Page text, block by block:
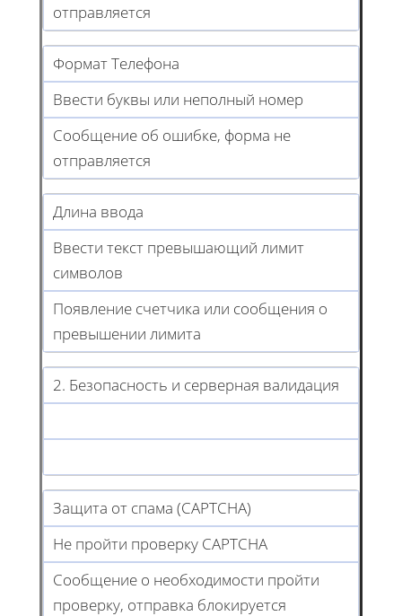
отправляется
Формат Телефона
Ввести буквы или неполный номер
Сообщение об ошибке, форма не
отправляется
Длина ввода
Ввести текст превышающий лимит
символов
Появление счетчика или сообщения о
превышении лимита
2. Безопасность и серверная валидация
Защита от спама (CAPTCHA)
Не пройти проверку CAPTCHA
Сообщение о необходимости пройти
проверку, отправка блокируется